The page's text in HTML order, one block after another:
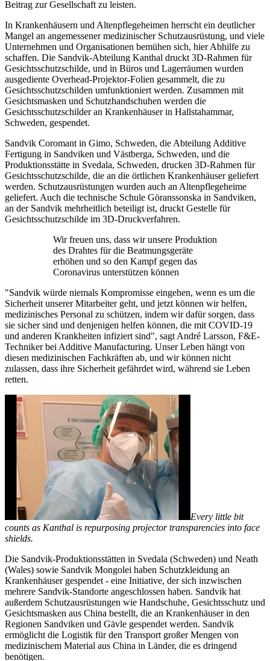
Beitrag zur Gesellschaft zu leisten.
In Krankenhäusern und Altenpflegeheimen herrscht ein deutlicher
Mangel an angemessener medizinischer Schutzausrüstung, und viele
Unternehmen und Organisationen bemühen sich, hier Abhilfe zu
schaffen. Die Sandvik-Abteilung Kanthal druckt 3D-Rahmen für
Gesichtsschutzschilde, und in Büros und Lagerräumen wurden
ausgediente Overhead-Projektor-Folien gesammelt, die zu
Gesichtsschutzschilden umfunktioniert werden. Zusammen mit
Gesichtsmasken und Schutzhandschuhen werden die
Gesichtsschutzschilder an Krankenhäuser in Hallstahammar,
Schweden, gespendet.
Sandvik Coromant in Gimo, Schweden, die Abteilung Additive
Fertigung in Sandviken und Västberga, Schweden, und die
Produktionsstätte in Svedala, Schweden, drucken 3D-Rahmen für
Gesichtsschutzschilde, die an die örtlichen Krankenhäuser geliefert
werden. Schutzausrüstungen wurden auch an Altenpflegeheime
geliefert. Auch die technische Schule Göranssonska in Sandviken,
an der Sandvik mehrheitlich beteiligt ist, druckt Gestelle für
Gesichtsschutzschilde im 3D-Druckverfahren.
Wir freuen uns, dass wir unsere Produktion
des Drahtes für die Beatmungsgeräte
erhöhen und so den Kampf gegen das
Coronavirus unterstützen können
"Sandvik würde niemals Kompromisse eingehen, wenn es um die
Sicherheit unserer Mitarbeiter geht, und jetzt können wir helfen,
medizinisches Personal zu schützen, indem wir dafür sorgen, dass
sie sicher sind und denjenigen helfen können, die mit COVID-19
und anderen Krankheiten infiziert sind", sagt André Larsson, F&E-
Techniker bei Additive Manufacturing. Unser Leben hängt von
diesen medizinischen Fachkräften ab, und wir können nicht
zulassen, dass ihre Sicherheit gefährdet wird, während sie Leben
retten.
Every little bit
counts as Kanthal is repurposing projector transparencies into face
shields.
Die Sandvik-Produktionsstätten in Svedala (Schweden) und Neath
(Wales) sowie Sandvik Mongolei haben Schutzkleidung an
Krankenhäuser gespendet - eine Initiative, der sich inzwischen
mehrere Sandvik-Standorte angeschlossen haben. Sandvik hat
außerdem Schutzausrüstungen wie Handschuhe, Gesichtsschutz und
Gesichtsmasken aus China bestellt, die an Krankenhäuser in den
Regionen Sandviken und Gävle gespendet werden. Sandvik
ermöglicht die Logistik für den Transport großer Mengen von
medizinischem Material aus China in Länder, die es dringend
benötigen.